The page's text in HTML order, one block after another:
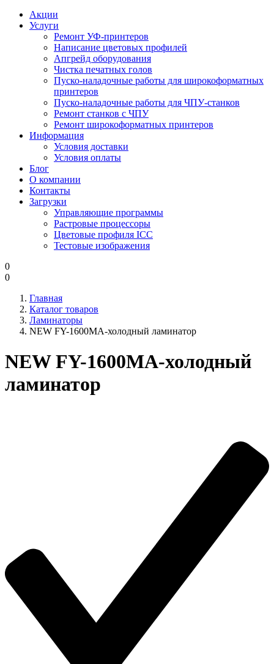
Акции
Услуги
Ремонт УФ-принтеров
Написание цветовых профилей
Апгрейд оборудования
Чистка печатных голов
Пуско-наладочные работы для широкоформатных
принтеров
Пуско-наладочные работы для ЧПУ-станков
Ремонт станков с ЧПУ
Ремонт широкоформатных принтеров
Информация
Условия доставки
Условия оплаты
Блог
О компании
Контакты
Загрузки
Управляющие программы
Растровые процессоры
Цветовые профиля ICC
Тестовые изображения
0
0
Главная
Каталог товаров
Ламинаторы
NEW FY-1600MA-холодный ламинатор
NEW FY-1600MA-холодный
ламинатор